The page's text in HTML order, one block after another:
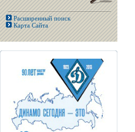
Расширенный поиск
Карта Сайта